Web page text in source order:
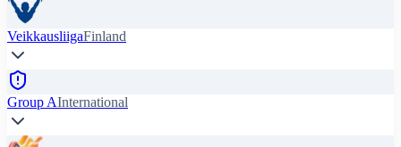
VeikkausliigaFinland
Group AInternational